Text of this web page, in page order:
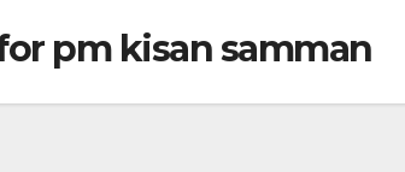
pm kisan samman